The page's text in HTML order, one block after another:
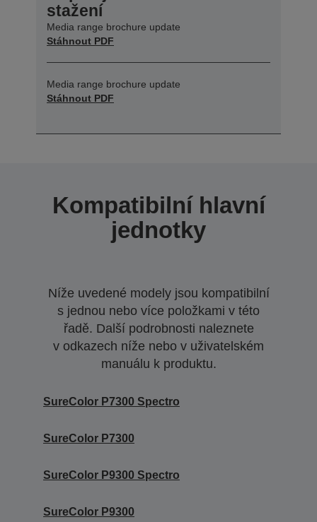
stažení
Media range brochure update
Stáhnout PDF
Media range brochure update
Stáhnout PDF
Kompatibilní hlavní
jednotky
Níže uvedené modely jsou kompatibilní
s jednou nebo více položkami v této
řadě. Další podrobnosti naleznete
v odkazech níže nebo v uživatelském
manuálu k produktu.
SureColor P7300 Spectro
SureColor P7300
SureColor P9300 Spectro
SureColor P9300